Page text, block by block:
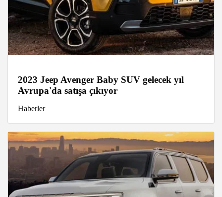
2023 Jeep Avenger Baby SUV gelecek yıl
Avrupa'da satışa çıkıyor
Haberler